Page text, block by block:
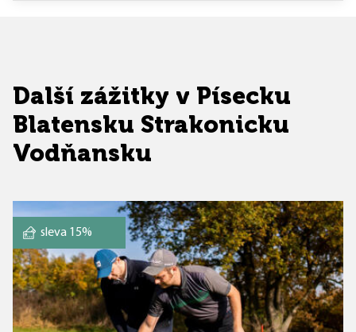
Další zážitky v Písecku
Blatensku Strakonicku
Vodňansku
sleva 15%